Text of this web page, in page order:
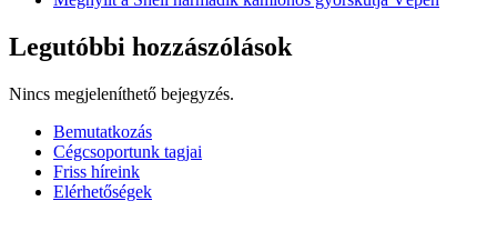
Legutóbbi hozzászólások
Nincs megjeleníthető bejegyzés.
Close
Menu
Bemutatkozás
Cégcsoportunk tagjai
Friss híreink
Elérhetőségek